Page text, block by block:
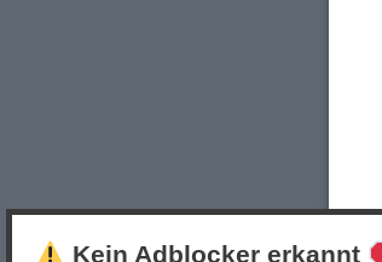
Kein Adblocker erkannt